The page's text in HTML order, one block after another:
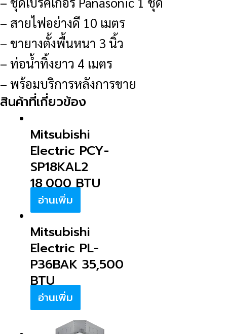
– สายไฟอย่างดี 10 เมตร
– ขายางตั้งพื้นหนา 3 นิ้ว
– ท่อน้ำทิ้งยาว 4 เมตร
– พร้อมบริการหลังการขาย
สินค้าที่เกี่ยวข้อง
Mitsubishi
Electric PCY-
SP18KAL2
18,000 BTU
อ่านเพิ่ม
Mitsubishi
Electric PL-
P36BAK 35,500
BTU
อ่านเพิ่ม